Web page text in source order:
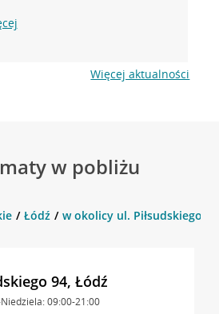
Więcej aktualności
w pobliżu
Łódź w okolicy ul. Piłsudskiego
94, Łódź
09:00-21:00